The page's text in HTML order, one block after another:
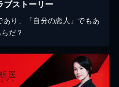
ブストーリー
り、「自分の恋人」でもあ
だ？